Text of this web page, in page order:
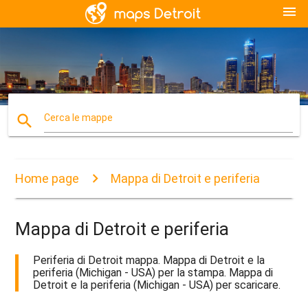
menu
search Cerca le mappe
Home page Mappa di Detroit e periferia
Mappa di Detroit e periferia
Periferia di Detroit mappa. Mappa di Detroit e la
periferia (Michigan - USA) per la stampa. Mappa di
Detroit e la periferia (Michigan - USA) per scaricare.